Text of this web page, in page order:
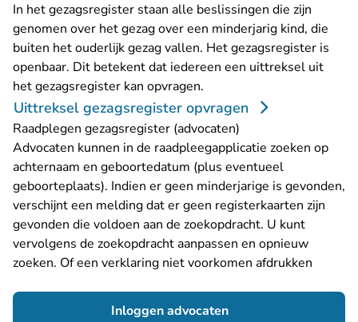
In het gezagsregister staan alle beslissingen die zijn
genomen over het gezag over een minderjarig kind, die
buiten het ouderlijk gezag vallen. Het gezagsregister is
openbaar. Dit betekent dat iedereen een uittreksel uit
het gezagsregister kan opvragen.
Uittreksel gezagsregister opvragen
Raadplegen gezagsregister (advocaten)
Advocaten kunnen in de raadpleegapplicatie zoeken op
achternaam en geboortedatum (plus eventueel
geboorteplaats). Indien er geen minderjarige is gevonden,
verschijnt een melding dat er geen registerkaarten zijn
gevonden die voldoen aan de zoekopdracht. U kunt
vervolgens de zoekopdracht aanpassen en opnieuw
zoeken. Of een verklaring niet voorkomen afdrukken
Inloggen advocaten- U verlaat